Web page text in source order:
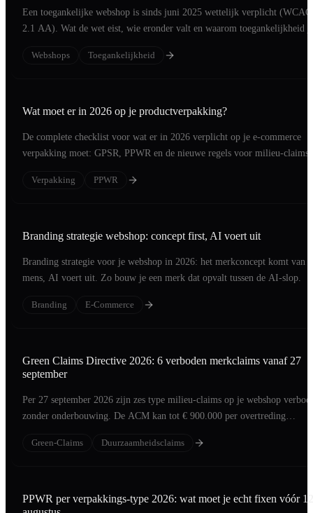
Een toegankelijke webshop is sinds juni 2025 wettelijk verplicht (WCAG
2.1 AA). Wat de wet eist, wie eronder valt en waarom toegankelijkheid
Webshops
Toegankelijkheid
Wat moet er in 2026 op je productverpakking?
De complete checklist voor wat er in 2026 verplicht op je e-commerce
verpakking moet: GPSR, PPWR en de nieuwe regels voor milieu-claims,
Verpakking
PPWR
Branding strategie webshop: concept first, AI voert uit
Branding strategie voor je webshop in 2026: het merkconcept komt van
mens, AI voert uit. Zo bouw je een merk dat opvalt tussen de AI-slop.
Branding E-Commerce
Green Claims Directive 2026: 6 verboden merkclaims vanaf 27
september
Per 27 september 2026 zijn zes type milieu-claims op je webshop
zonder onderbouwing. De ACM kan tot € 900.000 per overtreding
Green-Claims
Duurzaamheidsclaims
PPWR per verpakkings-type 2026: wat moet je echt fixen vóór 12